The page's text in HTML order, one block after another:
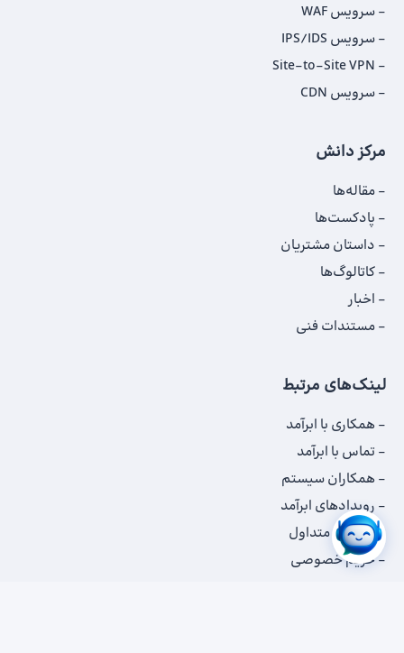
سرویس WAF
سرویس IPS/IDS
Site-to-Site VPN
سرویس CDN
مرکز دانش
مقاله‌ها
پادکست‌ها
داستان‌ مشتریان
کاتالوگ‌‌ها
اخبار
مستندات فنی
لینک‌های مرتبط
همکاری با ابرآمد
تماس با ابرآمد
همکاران سیستم
رویدادهای ابرآمد
سوالات متداول
حریم خصوصی